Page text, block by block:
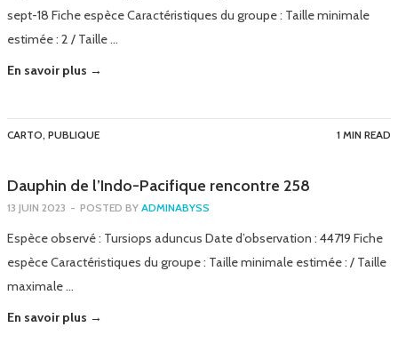
sept-18 Fiche espèce Caractéristiques du groupe : Taille minimale
estimée : 2 / Taille …
En savoir plus →
CARTO, PUBLIQUE 1 MIN READ
Dauphin de l’Indo-Pacifique rencontre 258
13 JUIN 2023 - POSTED BY ADMINABYSS
Espèce observé : Tursiops aduncus Date d’observation : 44719 Fiche
espèce Caractéristiques du groupe : Taille minimale estimée : / Taille
maximale …
En savoir plus →